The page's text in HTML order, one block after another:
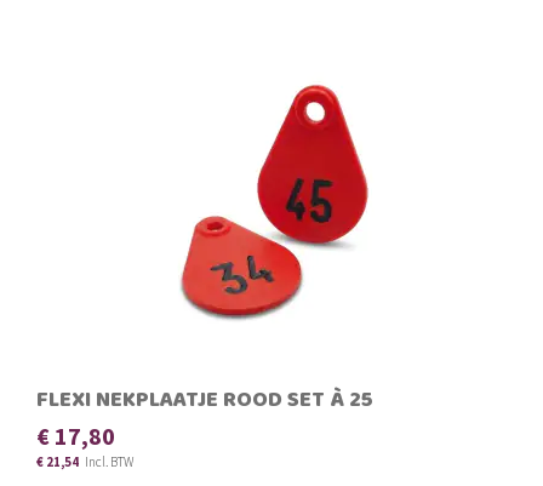
FLEXI NEKPLAATJE ROOD SET À 25
€ 21,54
€ 17,80